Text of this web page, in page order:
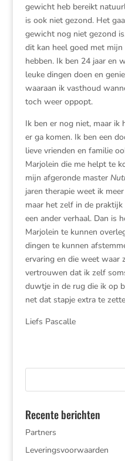
gewicht heb bereikt
is ook niet gezond. Het
gewicht nog niet gezond
dit kan heel goed met
hebben. Ik ben 24 jaar en
leuke dingen doen en
waaraan ik vasthoud
toch weer oppopt.
Ik ben er nog niet, maar
er ga komen. Ik ben een
lieve vrienden en familie
Marjolein die me helpt te
mijn afgeronde master
jaren therapie weet ik
maar het zelf in de
een ander verhaal. Dan is
Marjolein te kunnen
dingen te kunnen
ervaring en die weet waar
vertrouwen dat ik zelf
duwtje in de rug die ik op
net dat stapje extra te
Liefs Pascalle
Recente berichten
Partners
Leveringsvoorwaarden